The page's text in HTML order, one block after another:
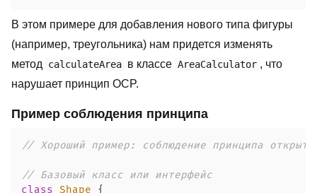
В этом примере для добавления нового типа фигуры
(например, треугольника) нам придется изменять
метод
calculateArea в классе AreaCalculator , что
нарушает принцип OCP.
Пример соблюдения принципа
// Хороший пример: соблюдение принципа
// Базовый класс или интерфейс
class Shape
{